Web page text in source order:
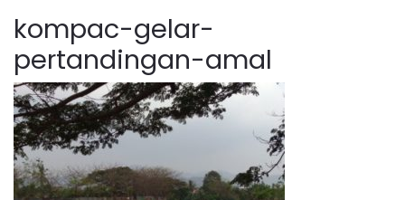
kompac-gelar-
pertandingan-amal